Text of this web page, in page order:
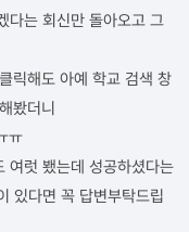
다는 회신만 돌아오고 그
릭해도 아예 학교 검색 창
봤더니
ㅠ
여럿 뵀는데 성공하셨다는
있다면 꼭 답변부탁드립